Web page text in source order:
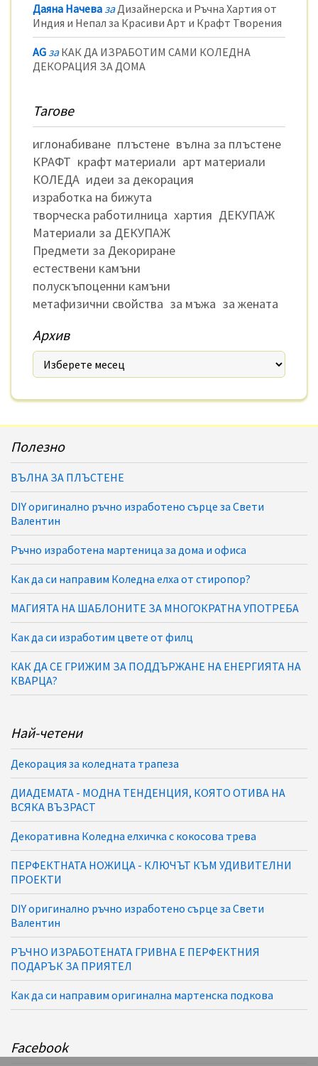
Даяна Начева за Дизайнерска и Ръчна Хартия от
Индия и Непал за Красиви Арт и Крафт Творения
AG за КАК ДА ИЗРАБОТИМ САМИ КОЛЕДНА
ДЕКОРАЦИЯ ЗА ДОМА
Тагове
иглонабиване плъстене вълна за плъстене
КРАФТ крафт материали арт материали
КОЛЕДА идеи за декорация
изработка на бижута
творческа работилница хартия ДЕКУПАЖ
Материали за ДЕКУПАЖ
Предмети за Декориране
естествени камъни
полускъпоценни камъни
метафизични свойства за мъжа за жената
Архив
Полезно
ВЪЛНА ЗА ПЛЪСТЕНЕ
DIY оригинално ръчно изработено сърце за Свети
Валентин
Ръчно изработена мартеница за дома и офиса
Как да си направим Коледна елха от стиропор?
МАГИЯТА НА ШАБЛОНИТЕ ЗА МНОГОКРАТНА УПОТРЕБА
Как да си изработим цвете от филц
КАК ДА СЕ ГРИЖИМ ЗА ПОДДЪРЖАНЕ НА ЕНЕРГИЯТА НА
КВАРЦА?
Най-четени
Декорация за коледната трапеза
ДИАДЕМАТА - МОДНА ТЕНДЕНЦИЯ, КОЯТО ОТИВА НА
ВСЯКА ВЪЗРАСТ
Декоративна Коледна елхичка с кокосова трева
ПЕРФЕКТНАТА НОЖИЦА - КЛЮЧЪТ КЪМ УДИВИТЕЛНИ
ПРОЕКТИ
DIY оригинално ръчно изработено сърце за Свети
Валентин
РЪЧНО ИЗРАБОТЕНАТА ГРИВНА Е ПЕРФЕКТНИЯ
ПОДАРЪК ЗА ПРИЯТЕЛ
Как да си направим оригинална мартенска подкова
Facebook